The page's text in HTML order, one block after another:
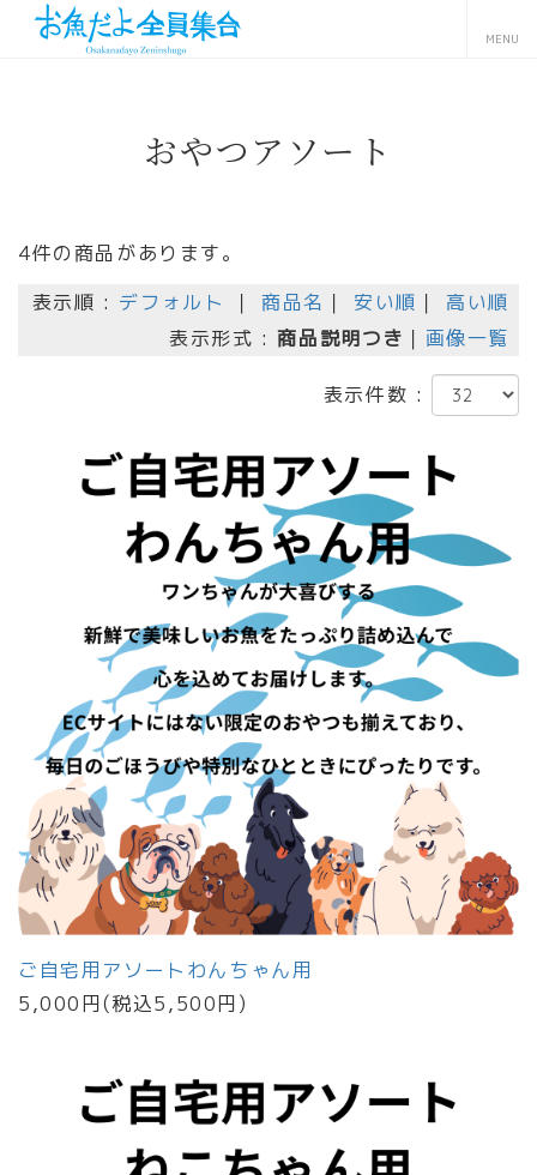
おやつアソート
4件の商品があります。
表示順 : デフォルト ｜商品名 ｜ 安い順 ｜ 高い順
表示形式 :商品説明つき ｜ 画像一覧
表示件数 :
ご自宅用アソートわんちゃん用
5,000円(税込5,500円)